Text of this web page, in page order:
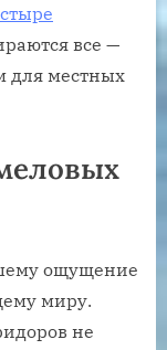
все —
для местных
ощущение
миру.
не